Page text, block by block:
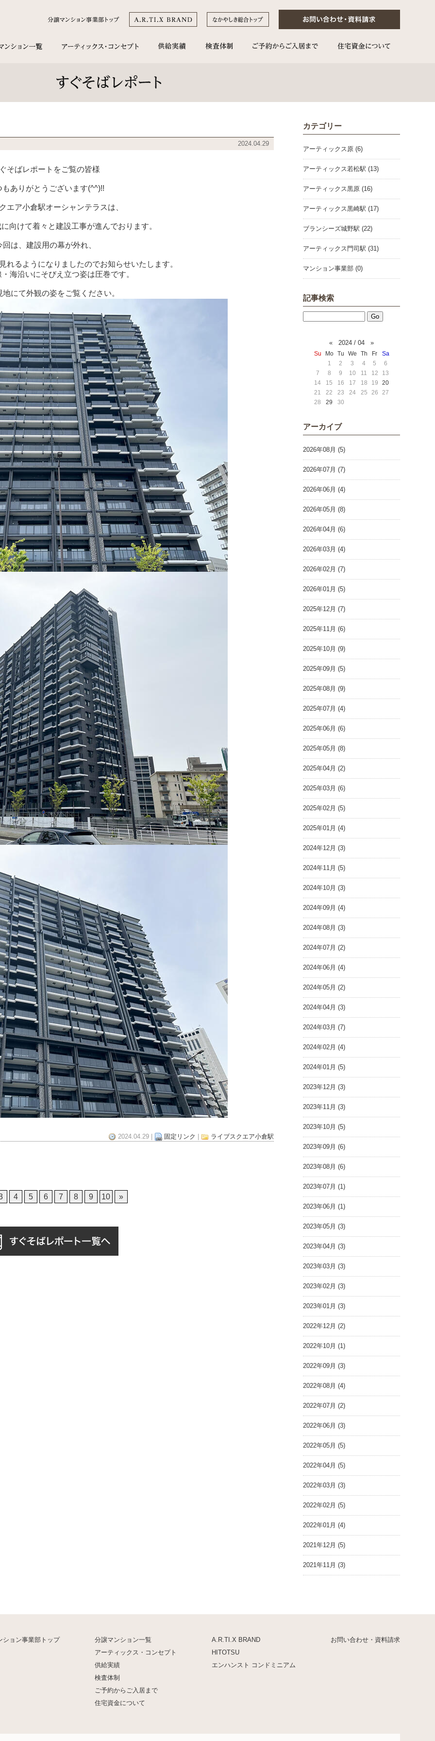
2024.04.29
そばレポートをご覧の皆様
もありがとうございます(^^)!!
エア小倉駅オーシャンテラスは、
向けて着々と建設工事が進んでおります。
回は、建設用の幕が外れ、
れるようになりましたのでお知らせいたします。
海沿いにそびえ立つ姿は圧巻です。
地にて外観の姿をご覧ください。
2024.04.29 | 固定リンク ライブスクエア小倉駅
4 5 6 7 8 9 10 »
カテゴリー
アーティックス原 (6)
アーティックス若松駅 (13)
アーティックス黒原 (16)
アーティックス黒崎駅 (17)
ブランシーズ城野駅 (22)
アーティックス門司駅 (31)
マンション事業部 (0)
記事検索
« 2024 / 04 »
Su Mo Tu We Th Fr
Sa
1
2 3 4 5
6
7
8 9 10 11 12
13
14
15 16 17 18 19
20
21
22 23 24 25 26
27
28
29 30
アーカイブ
2026年08月 (5)
2026年07月 (7)
2026年06月 (4)
2026年05月 (8)
2026年04月 (6)
2026年03月 (4)
2026年02月 (7)
2026年01月 (5)
2025年12月 (7)
2025年11月 (6)
2025年10月 (9)
2025年09月 (5)
2025年08月 (9)
2025年07月 (4)
2025年06月 (6)
2025年05月 (8)
2025年04月 (2)
2025年03月 (6)
2025年02月 (5)
2025年01月 (4)
2024年12月 (3)
2024年11月 (5)
2024年10月 (3)
2024年09月 (4)
2024年08月 (3)
2024年07月 (2)
2024年06月 (4)
2024年05月 (2)
2024年04月 (3)
2024年03月 (7)
2024年02月 (4)
2024年01月 (5)
2023年12月 (3)
2023年11月 (3)
2023年10月 (5)
2023年09月 (6)
2023年08月 (6)
2023年07月 (1)
2023年06月 (1)
2023年05月 (3)
2023年04月 (3)
2023年03月 (3)
2023年02月 (3)
2023年01月 (3)
2022年12月 (2)
2022年10月 (1)
2022年09月 (3)
2022年08月 (4)
2022年07月 (2)
2022年06月 (3)
2022年05月 (5)
2022年04月 (5)
2022年03月 (3)
2022年02月 (5)
2022年01月 (4)
2021年12月 (5)
2021年11月 (3)
ション事業部トップ
分譲マンション一覧
アーティックス・コンセプト
供給実績
検査体制
ご予約からご入居まで
住宅資金について
A.R.TI.X BRAND
HITOTSU
エンハンスト コンドミニアム
お問い合わせ・資料請求